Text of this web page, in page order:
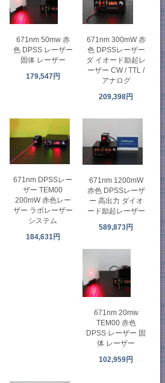
671nm 50mw 赤
色 DPSS レーザー
固体 レーザー
179,547円
671nm 300mW 赤
色 DPSSレーザー
ダ イオード励起レ
ーザー CW / TTL /
アナログ
209,398円
671nm DPSSレー
ザー TEM00
200mW 赤色レー
ザー ラボレーザー
システム
184,631円
671nm 1200mW
赤色 DPSSレーザ
ー 高出力 ダイオ
ード励起レーザー
589,873円
671nm 20mw
TEM00 赤色
DPSS レーザー 固
体 レーザー
102,959円